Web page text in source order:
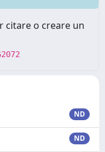
citare o creare un
ND
ND